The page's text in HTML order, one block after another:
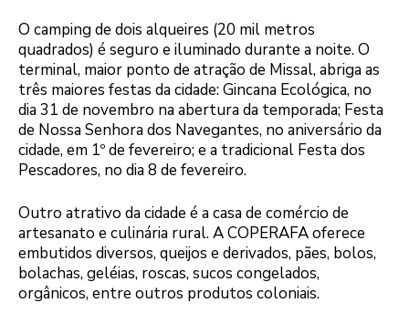
O camping de dois alqueires (20 mil metros
quadrados) é seguro e iluminado durante a noite. O
terminal, maior ponto de atração de Missal, abriga as
três maiores festas da cidade: Gincana Ecológica, no
dia 31 de novembro na abertura da temporada; Festa
de Nossa Senhora dos Navegantes, no aniversário da
cidade, em 1º de fevereiro; e a tradicional Festa dos
Pescadores, no dia 8 de fevereiro.
Outro atrativo da cidade é a casa de comércio de
artesanato e culinária rural. A COPERAFA oferece
embutidos diversos, queijos e derivados, pães, bolos,
bolachas, geléias, roscas, sucos congelados,
orgânicos, entre outros produtos coloniais.